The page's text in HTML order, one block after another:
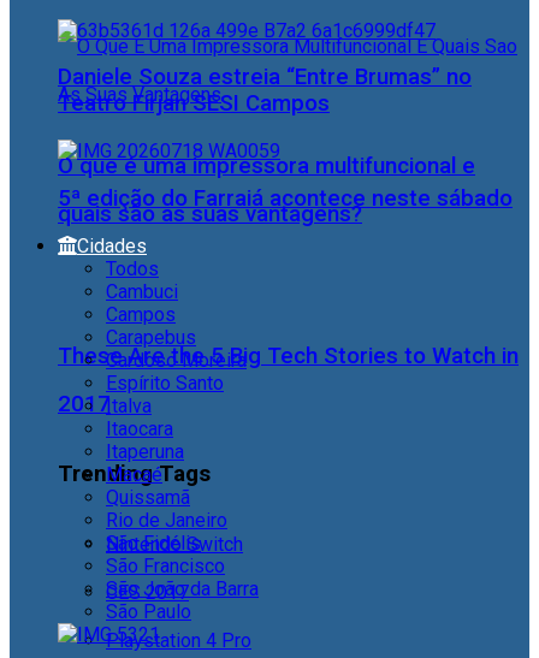
O que é uma impressora multifuncional e
quais são as suas vantagens?
These Are the 5 Big Tech Stories to Watch in
2017
Trending Tags
Nintendo Switch
CES 2017
Playstation 4 Pro
Daniele Souza estreia “Entre Brumas” no
Teatro Firjan SESI Campos
5ª edição do Farraiá acontece neste sábado
Cidades
Todos
Cambuci
Campos
Carapebus
Cardoso Moreira
Espírito Santo
Italva
Itaocara
Itaperuna
Macaé
Quissamã
Rio de Janeiro
São Fidélis
São Francisco
São João da Barra
São Paulo